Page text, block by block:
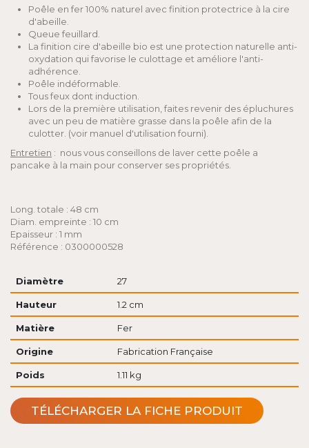
Poêle en fer 100% naturel avec finition protectrice à la cire
d'abeille.
Queue feuillard.
La finition cire d'abeille bio est une protection naturelle anti-
oxydation qui favorise le culottage et améliore l'anti-
adhérence.
Poêle indéformable.
Tous feux dont induction.
Lors de la première utilisation, faites revenir des épluchures
avec un peu de matière grasse dans la poêle afin de la
culotter. (voir manuel d'utilisation fourni).
Entretien : nous vous conseillons de laver cette poêle a
pancake à la main pour conserver ses propriétés.
Long. totale : 48 cm
Diam. empreinte : 10 cm
Epaisseur : 1 mm
Référence : 0300000528
Diamètre 27
Hauteur 1.2 cm
Matière Fer
Origine Fabrication Française
Poids 1.11 kg
TÉLÉCHARGER LA FICHE PRODUIT